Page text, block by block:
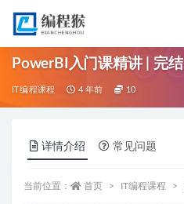
PowerBI入门课精讲 | 完结
IT编程课程 4 年前 10
详情介绍 常见问题
当前位置： 首页 IT编程课程